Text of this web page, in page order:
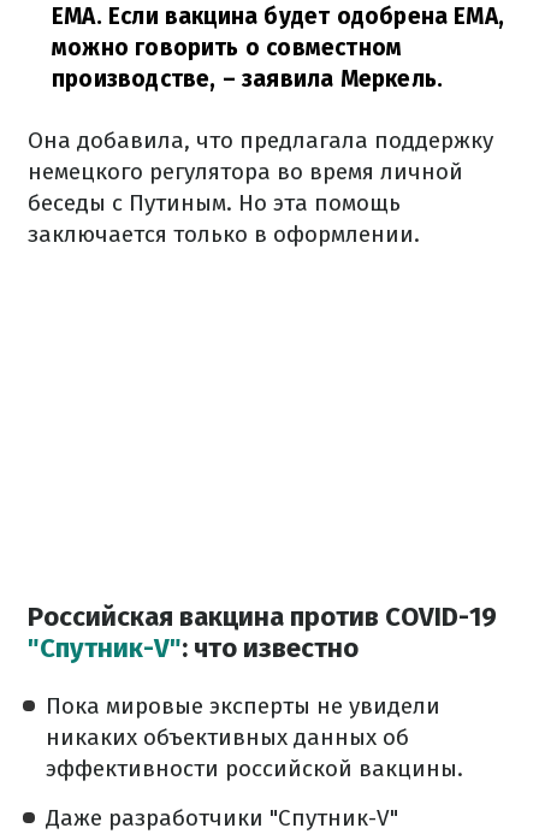
EMA. Если вакцина будет одобрена EMA,
можно говорить о совместном
производстве, – заявила Меркель.
Она добавила, что предлагала поддержку
немецкого регулятора во время личной
беседы с Путиным. Но эта помощь
заключается только в оформлении.
Российская вакцина против COVID-19
"Спутник-V": что известно
Пока мировые эксперты не увидели
никаких объективных данных об
эффективности российской вакцины.
Даже разработчики "Спутник-V"